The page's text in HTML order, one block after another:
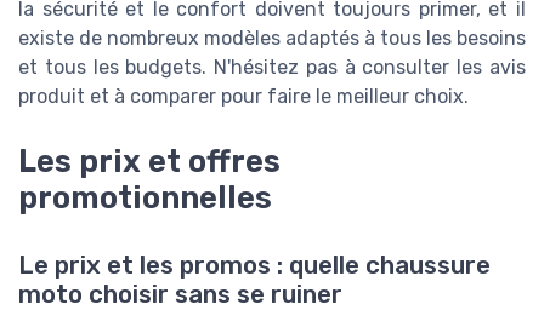
la sécurité et le confort doivent toujours primer, et il
existe de nombreux modèles adaptés à tous les besoins
et tous les budgets. N'hésitez pas à consulter les avis
produit et à comparer pour faire le meilleur choix.
Les prix et offres
promotionnelles
Le prix et les promos : quelle chaussure
moto choisir sans se ruiner